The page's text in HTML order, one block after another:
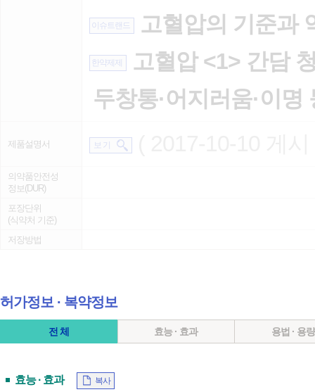
이슈트랜드 고혈압의 기준과
한약제제
고혈압 <1> 간담
두창통·어지러움·이명
제품설명서 보 기
의약품안전성
정보(DUR)
포장단위
(식약처 기준)
저장방법
허가정보 ∙ 복약정보
전 체 효능 · 효과 용법 · 용량
효능 · 효과 복사